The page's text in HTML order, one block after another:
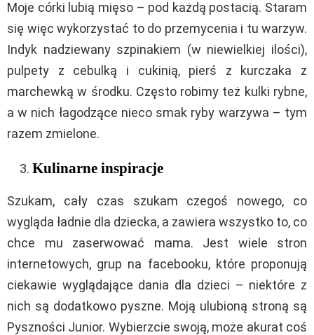
Moje córki lubią mięso – pod każdą postacią. Staram
się więc wykorzystać to do przemycenia i tu warzyw.
Indyk nadziewany szpinakiem (w niewielkiej ilości),
pulpety z cebulką i cukinią, pierś z kurczaka z
marchewką w środku. Często robimy też kulki rybne,
a w nich łagodzące nieco smak ryby warzywa – tym
razem zmielone.
Kulinarne inspiracje
Szukam, cały czas szukam czegoś nowego, co
wygląda ładnie dla dziecka, a zawiera wszystko to, co
chce mu zaserwować mama. Jest wiele stron
internetowych, grup na facebooku, które proponują
ciekawie wyglądające dania dla dzieci – niektóre z
nich są dodatkowo pyszne. Moją ulubioną stroną są
Pyszności Junior. Wybierzcie swoją, może akurat coś